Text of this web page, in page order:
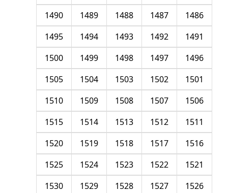
1486
1487
1488
1489
1490
1491
1492
1493
1494
1495
1496
1497
1498
1499
1500
1501
1502
1503
1504
1505
1506
1507
1508
1509
1510
1511
1512
1513
1514
1515
1516
1517
1518
1519
1520
1521
1522
1523
1524
1525
1526
1527
1528
1529
1530